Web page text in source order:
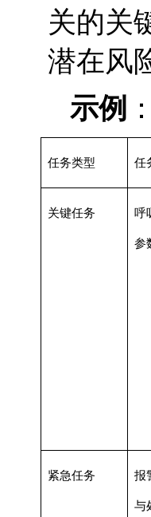
关的关
潜在风
示例
任务类型 任
关键任务 呼
参
紧急任务 报
与